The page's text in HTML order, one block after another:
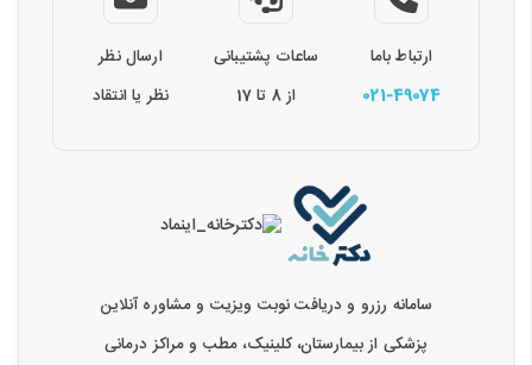
ارتباط باما
021-49074
ساعات پشتیبانی
از 8 تا 17
ارسال نظر
نظر یا انتقاد
سامانه رزرو و دریافت نوبت ویزیت و مشاوره آنلاین
پزشکی از بیمارستان، کلینیک، مطب و مراکز درمانی